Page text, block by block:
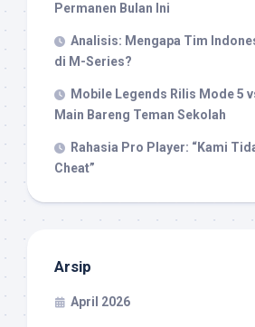
Permanen Bulan Ini
Analisis: Mengapa Tim
di M-Series?
Mobile Legends Rilis Mode 5
Main Bareng Teman Sekolah
Rahasia Pro Player: “Kami
Cheat”
Arsip
April 2026